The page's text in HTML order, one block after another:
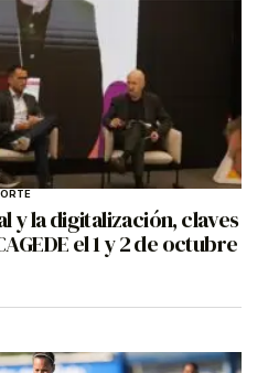
y la digitalización, claves
el 1 y 2 de octubre